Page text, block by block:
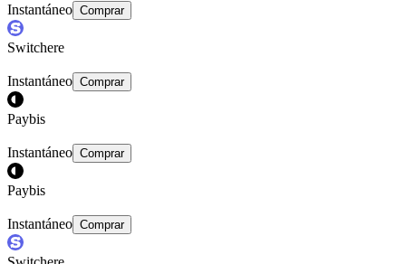
Instantáneo Comprar
Switchere
Instantáneo Comprar
Paybis
Instantáneo Comprar
Paybis
Instantáneo Comprar